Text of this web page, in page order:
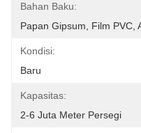
Bahan Baku:
Papan Gipsum, Film PVC,
Kondisi:
Baru
Kapasitas:
2-6 Juta Meter Persegi